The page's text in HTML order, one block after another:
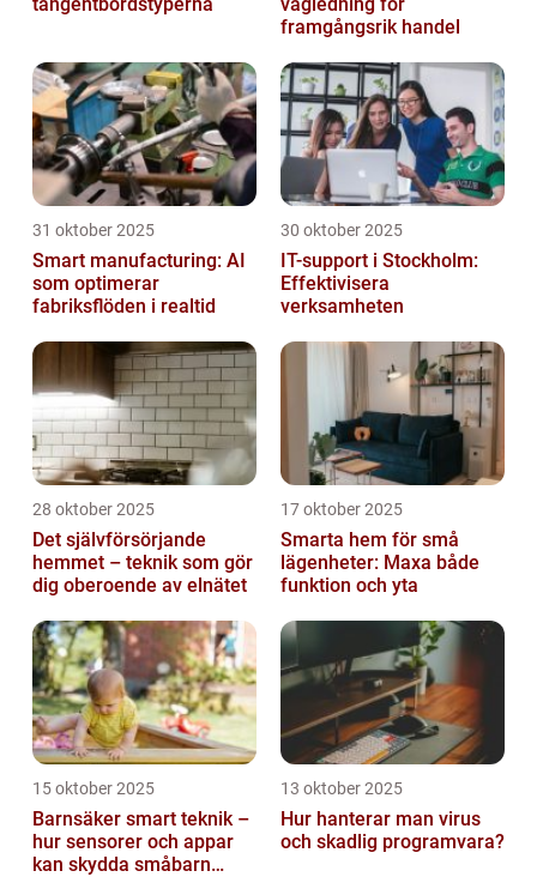
framgångsrik handel
31 oktober 2025
Smart manufacturing: AI
som optimerar
fabriksflöden i realtid
30 oktober 2025
IT-support i Stockholm:
Effektivisera
verksamheten
28 oktober 2025
Det självförsörjande
hemmet – teknik som gör
dig oberoende av elnätet
17 oktober 2025
Smarta hem för små
lägenheter: Maxa både
funktion och yta
15 oktober 2025
Barnsäker smart teknik –
hur sensorer och appar
kan skydda småbarn
13 oktober 2025
Hur hanterar man virus
och skadlig programvara?